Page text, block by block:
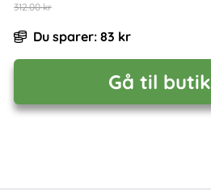
312.00kr
Du sparer: 83 kr
Gå til butik